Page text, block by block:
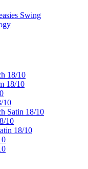
Swing
18/10
18/10
10
Satin 18/10
10
18/10